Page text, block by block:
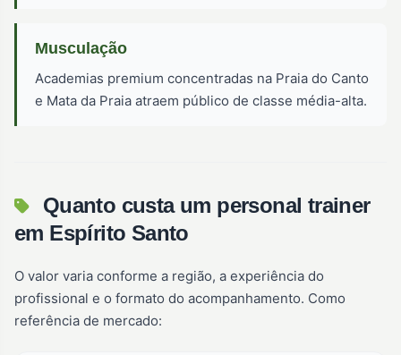
Musculação
Academias premium concentradas na Praia do Canto
e Mata da Praia atraem público de classe média-alta.
Quanto custa um personal trainer
em Espírito Santo
O valor varia conforme a região, a experiência do
profissional e o formato do acompanhamento. Como
referência de mercado: